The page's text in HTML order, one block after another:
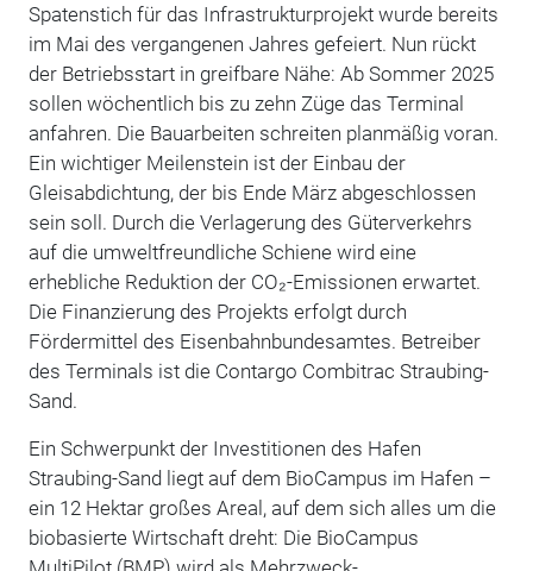
Spatenstich für das Infrastrukturprojekt wurde bereits
im Mai des vergangenen Jahres gefeiert. Nun rückt
der Betriebsstart in greifbare Nähe: Ab Sommer 2025
sollen wöchentlich bis zu zehn Züge das Terminal
anfahren. Die Bauarbeiten schreiten planmäßig voran.
Ein wichtiger Meilenstein ist der Einbau der
Gleisabdichtung, der bis Ende März abgeschlossen
sein soll. Durch die Verlagerung des Güterverkehrs
auf die umweltfreundliche Schiene wird eine
erhebliche Reduktion der CO₂-Emissionen erwartet.
Die Finanzierung des Projekts erfolgt durch
Fördermittel des Eisenbahnbundesamtes. Betreiber
des Terminals ist die Contargo Combitrac Straubing-
Sand.
Ein Schwerpunkt der Investitionen des Hafen
Straubing-Sand liegt auf dem BioCampus im Hafen –
ein 12 Hektar großes Areal, auf dem sich alles um die
biobasierte Wirtschaft dreht: Die BioCampus